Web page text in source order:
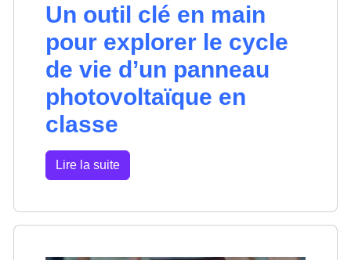
Un outil clé en main
pour explorer le cycle
de vie d’un panneau
photovoltaïque en
classe
Lire la suite